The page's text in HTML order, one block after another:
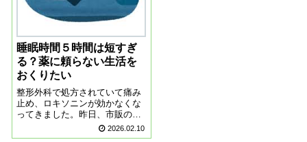
睡眠時間５時間は短すぎ
る？薬に頼らない生活を
おくりたい
整形外科で処方されていて痛み
止め、ロキソニンが効かなくな
ってきました。昨日、市販の
薬、バッファリンを飲んだら、
痛みはパッと消えて、よく眠れ
2026.02.10